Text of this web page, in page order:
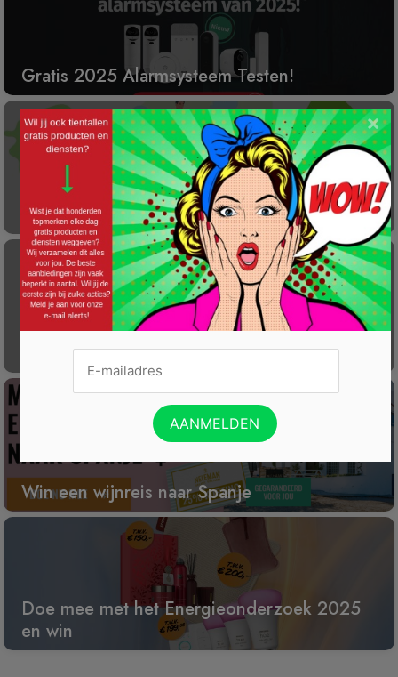
Gratis 2025 Alarmsysteem Testen!
Laat éénmalig GRATIS je container reinigen
Gratis Princess elektrische kachel t.w.v. €
Win een wijnreis naar Spanje
Doe mee met het Energieonderzoek 2025
en win
×